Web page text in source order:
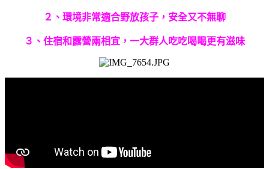
２、環境非常適合野放孩子，安全又不無聊
３、住宿和露營兩相宜，一大群人吃吃喝喝更有滋味